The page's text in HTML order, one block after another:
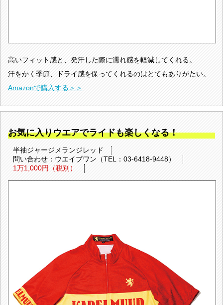
高いフィット感と、発汗した際に濡れ感を軽減してくれる。
汗をかく季節、ドライ感を保ってくれるのはとてもありがたい。
Amazonで購入する＞＞
お気に入りウエアでライドも楽しくなる！
半袖ジャージメランジレッド
問い合わせ：ウエイブワン（TEL：03-6418-9448）
1万1,000円（税別）